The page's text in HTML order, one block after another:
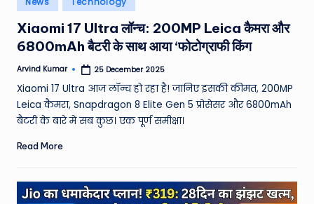
e
a
t
h
er
,
T
c
in
Xiaomi 17 Ultra लॉन्च: 200MP Leica कैमरा और
6800mAh बैटरी के साथ आया ‘फोटोग्राफी किंग
Posted
Arvind Kumar 25 December 2025
Xiaomi 17 Ultra आज लॉन्च हो रहा है! जानिए इसकी कीमत, 200MP
Leica कैमरा, Snapdragon 8 Elite Gen 5 प्रोसेसर और 6800mAh
बैटरी के बारे में सब कुछ। एक पूर्ण समीक्षा।
Read More